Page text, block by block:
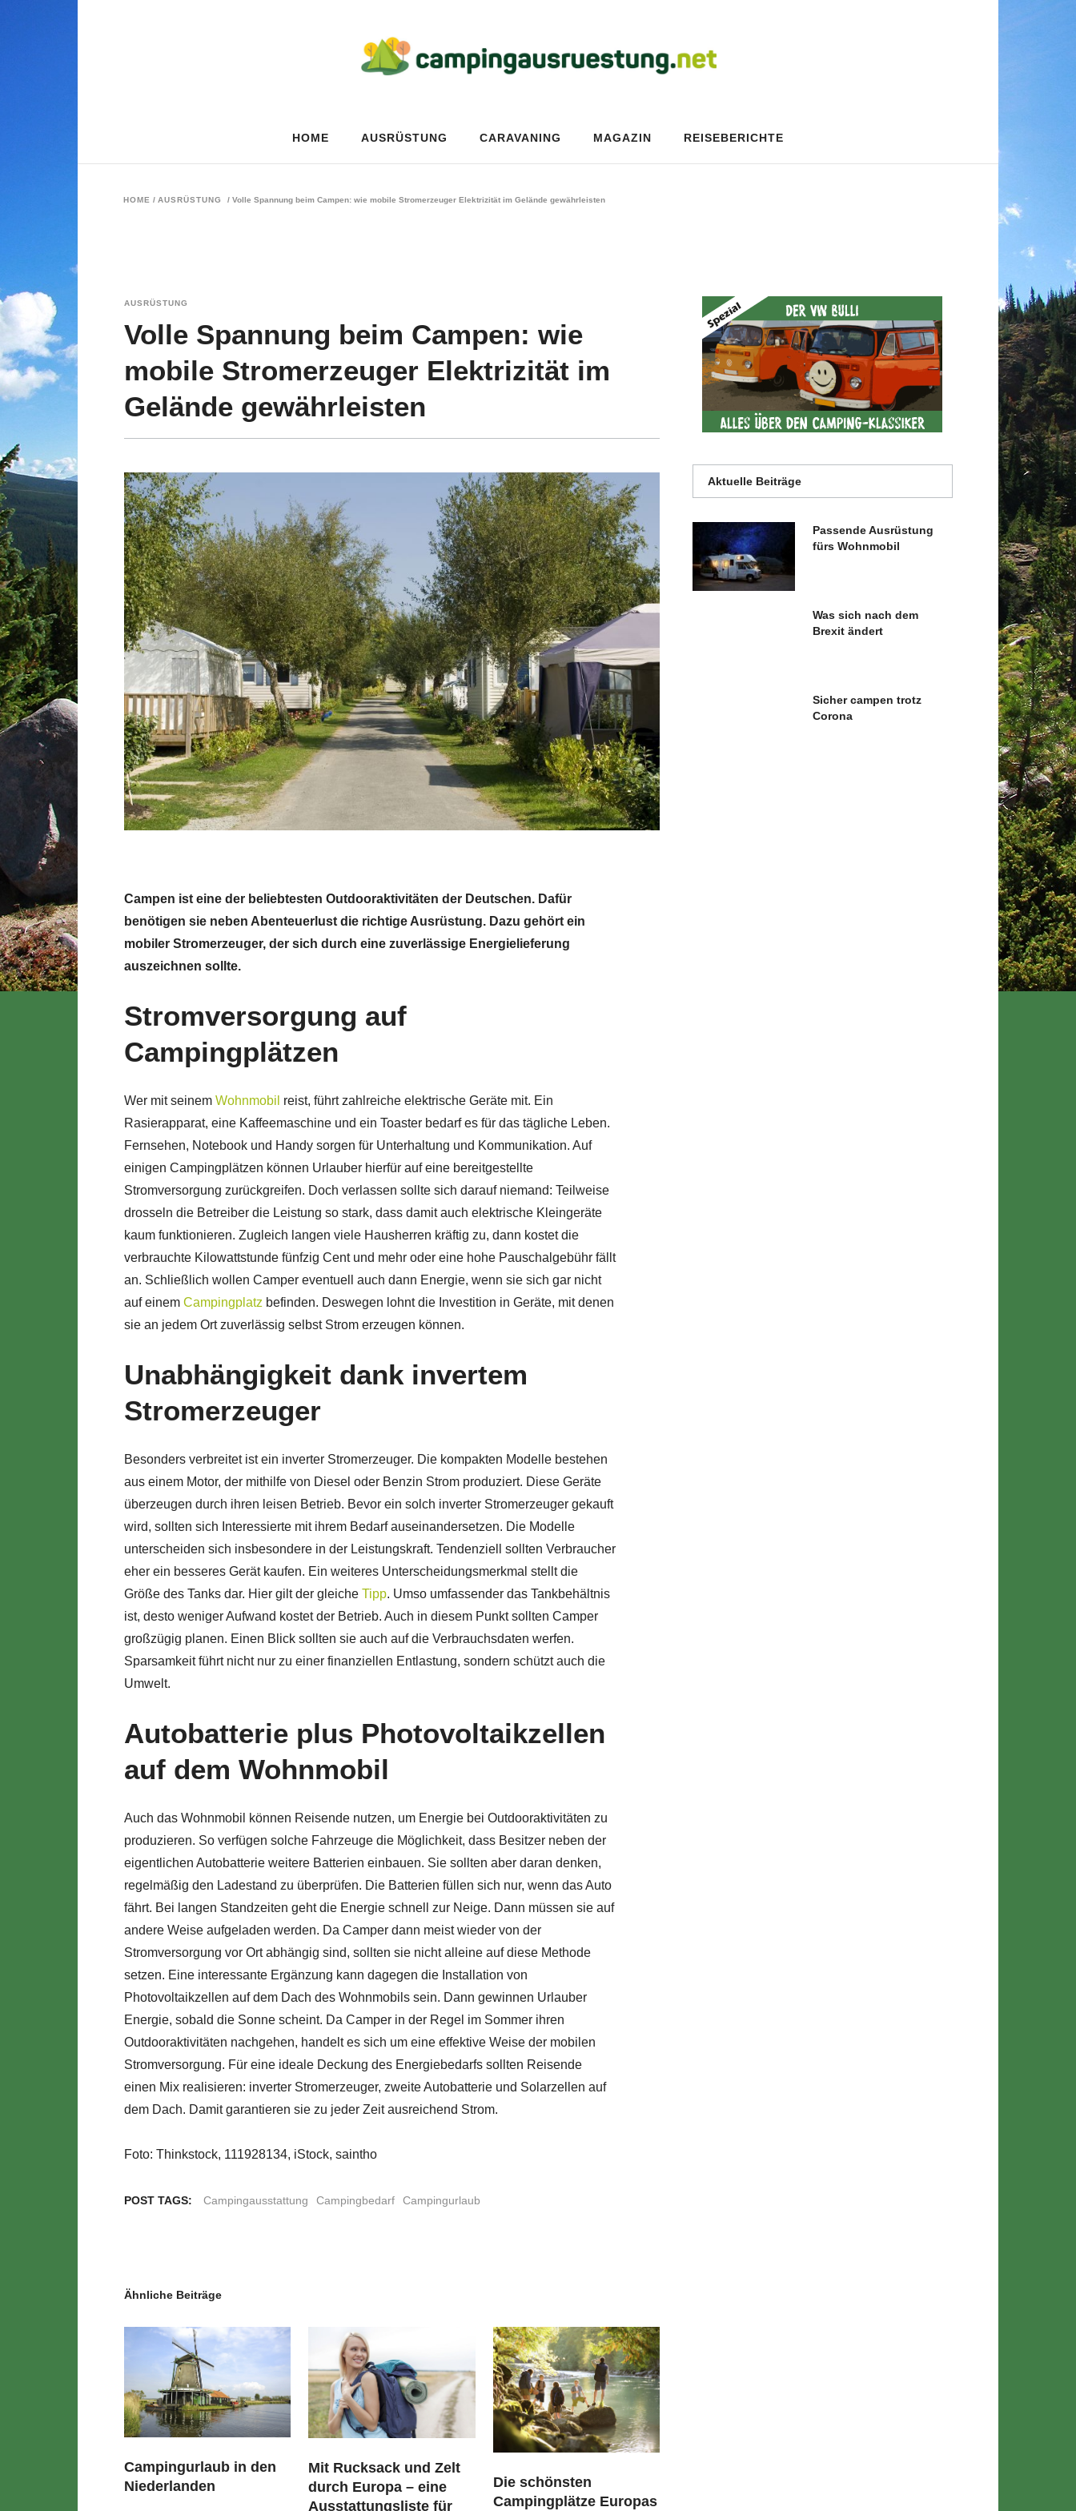
HOME AUSRÜSTUNG CARAVANING MAGAZIN REISEBERICHTE
HOME / AUSRÜSTUNG / Volle Spannung beim Campen: wie mobile Stromerzeuger Elektrizität im Gelände gewährleisten
AUSRÜSTUNG
Volle Spannung beim Campen: wie
mobile Stromerzeuger Elektrizität im
Gelände gewährleisten
Campen ist eine der beliebtesten Outdooraktivitäten der Deutschen. Dafür
benötigen sie neben Abenteuerlust die richtige Ausrüstung. Dazu gehört ein
mobiler Stromerzeuger, der sich durch eine zuverlässige Energielieferung
auszeichnen sollte.
Stromversorgung auf
Campingplätzen
Wer mit seinem Wohnmobil reist, führt zahlreiche elektrische Geräte mit. Ein
Rasierapparat, eine Kaffeemaschine und ein Toaster bedarf es für das tägliche Leben.
Fernsehen, Notebook und Handy sorgen für Unterhaltung und Kommunikation. Auf
einigen Campingplätzen können Urlauber hierfür auf eine bereitgestellte
Stromversorgung zurückgreifen. Doch verlassen sollte sich darauf niemand: Teilweise
drosseln die Betreiber die Leistung so stark, dass damit auch elektrische Kleingeräte
kaum funktionieren. Zugleich langen viele Hausherren kräftig zu, dann kostet die
verbrauchte Kilowattstunde fünfzig Cent und mehr oder eine hohe Pauschalgebühr fällt
an. Schließlich wollen Camper eventuell auch dann Energie, wenn sie sich gar nicht
auf einem Campingplatz befinden. Deswegen lohnt die Investition in Geräte, mit denen
sie an jedem Ort zuverlässig selbst Strom erzeugen können.
Unabhängigkeit dank invertem
Stromerzeuger
Besonders verbreitet ist ein inverter Stromerzeuger. Die kompakten Modelle bestehen
aus einem Motor, der mithilfe von Diesel oder Benzin Strom produziert. Diese Geräte
überzeugen durch ihren leisen Betrieb. Bevor ein solch inverter Stromerzeuger gekauft
wird, sollten sich Interessierte mit ihrem Bedarf auseinandersetzen. Die Modelle
unterscheiden sich insbesondere in der Leistungskraft. Tendenziell sollten Verbraucher
eher ein besseres Gerät kaufen. Ein weiteres Unterscheidungsmerkmal stellt die
Größe des Tanks dar. Hier gilt der gleiche Tipp. Umso umfassender das Tankbehältnis
ist, desto weniger Aufwand kostet der Betrieb. Auch in diesem Punkt sollten Camper
großzügig planen. Einen Blick sollten sie auch auf die Verbrauchsdaten werfen.
Sparsamkeit führt nicht nur zu einer finanziellen Entlastung, sondern schützt auch die
Umwelt.
Autobatterie plus Photovoltaikzellen
auf dem Wohnmobil
Auch das Wohnmobil können Reisende nutzen, um Energie bei Outdooraktivitäten zu
produzieren. So verfügen solche Fahrzeuge die Möglichkeit, dass Besitzer neben der
eigentlichen Autobatterie weitere Batterien einbauen. Sie sollten aber daran denken,
regelmäßig den Ladestand zu überprüfen. Die Batterien füllen sich nur, wenn das Auto
fährt. Bei langen Standzeiten geht die Energie schnell zur Neige. Dann müssen sie auf
andere Weise aufgeladen werden. Da Camper dann meist wieder von der
Stromversorgung vor Ort abhängig sind, sollten sie nicht alleine auf diese Methode
setzen. Eine interessante Ergänzung kann dagegen die Installation von
Photovoltaikzellen auf dem Dach des Wohnmobils sein. Dann gewinnen Urlauber
Energie, sobald die Sonne scheint. Da Camper in der Regel im Sommer ihren
Outdooraktivitäten nachgehen, handelt es sich um eine effektive Weise der mobilen
Stromversorgung. Für eine ideale Deckung des Energiebedarfs sollten Reisende
einen Mix realisieren: inverter Stromerzeuger, zweite Autobatterie und Solarzellen auf
dem Dach. Damit garantieren sie zu jeder Zeit ausreichend Strom.
Foto: Thinkstock, 111928134, iStock, saintho
POST TAGS: Campingausstattung Campingbedarf Campingurlaub
Ähnliche Beiträge
Campingurlaub in den
Niederlanden
Mit Rucksack und Zelt
durch Europa – eine
Ausstattungsliste für
Die schönsten
Campingplätze Europas
Aktuelle Beiträge
Passende Ausrüstung
fürs Wohnmobil
Was sich nach dem
Brexit ändert
Sicher campen trotz
Corona